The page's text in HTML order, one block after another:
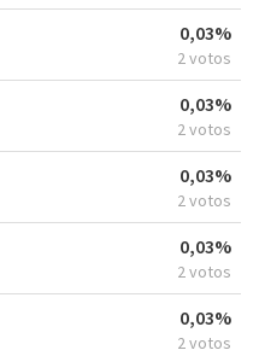
0,03%
2 votos
0,03%
2 votos
0,03%
2 votos
0,03%
2 votos
0,03%
2 votos